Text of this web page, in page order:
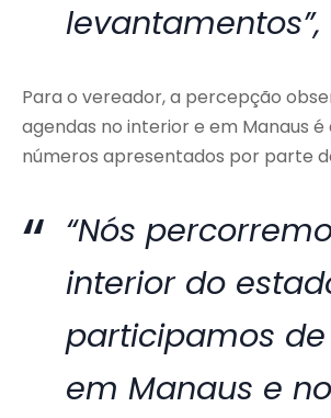
Para o vereador, a percepção
agendas no interior e em Manaus
números apresentados por parte
“Nós
interior do
participamos
em Manaus e